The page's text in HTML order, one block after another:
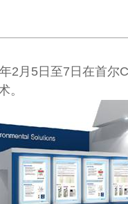
2月5日至7日在首尔
。